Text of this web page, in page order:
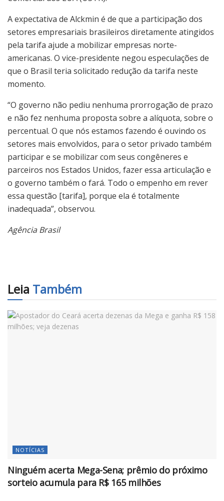
A expectativa de Alckmin é de que a participação dos
setores empresariais brasileiros diretamente atingidos
pela tarifa ajude a mobilizar empresas norte-
americanas. O vice-presidente negou especulações de
que o Brasil teria solicitado redução da tarifa neste
momento.
“O governo não pediu nenhuma prorrogação de prazo
e não fez nenhuma proposta sobre a alíquota, sobre o
percentual. O que nós estamos fazendo é ouvindo os
setores mais envolvidos, para o setor privado também
participar e se mobilizar com seus congêneres e
parceiros nos Estados Unidos, fazer essa articulação e
o governo também o fará. Todo o empenho em rever
essa questão [tarifa], porque ela é totalmente
inadequada”, observou.
Agência Brasil
Leia Também
NOTÍCIAS
Ninguém acerta Mega-Sena; prêmio do próximo
sorteio acumula para R$ 165 milhões